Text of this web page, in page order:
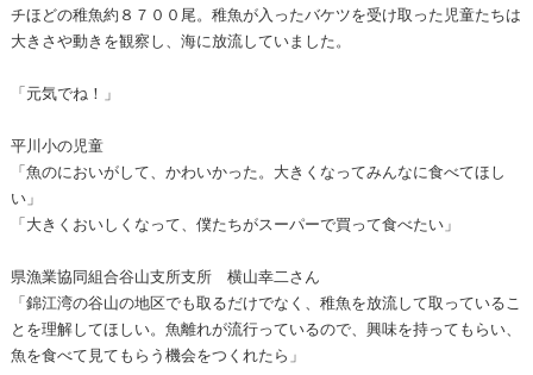
チほどの稚魚約８７００尾。稚魚が入ったバケツを受け取った児童たちは
大きさや動きを観察し、海に放流していました。
「元気でね！」
平川小の児童
「魚のにおいがして、かわいかった。大きくなってみんなに食べてほし
い」
「大きくおいしくなって、僕たちがスーパーで買って食べたい」
県漁業協同組合谷山支所支所 横山幸二さん
「錦江湾の谷山の地区でも取るだけでなく、稚魚を放流して取っているこ
とを理解してほしい。魚離れが流行っているので、興味を持ってもらい、
魚を食べて見てもらう機会をつくれたら」